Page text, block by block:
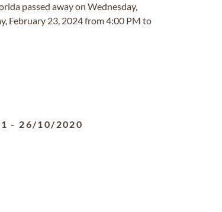
passed away on Wednesday,
February 23, 2024 from 4:00 PM to
- 26/10/2020